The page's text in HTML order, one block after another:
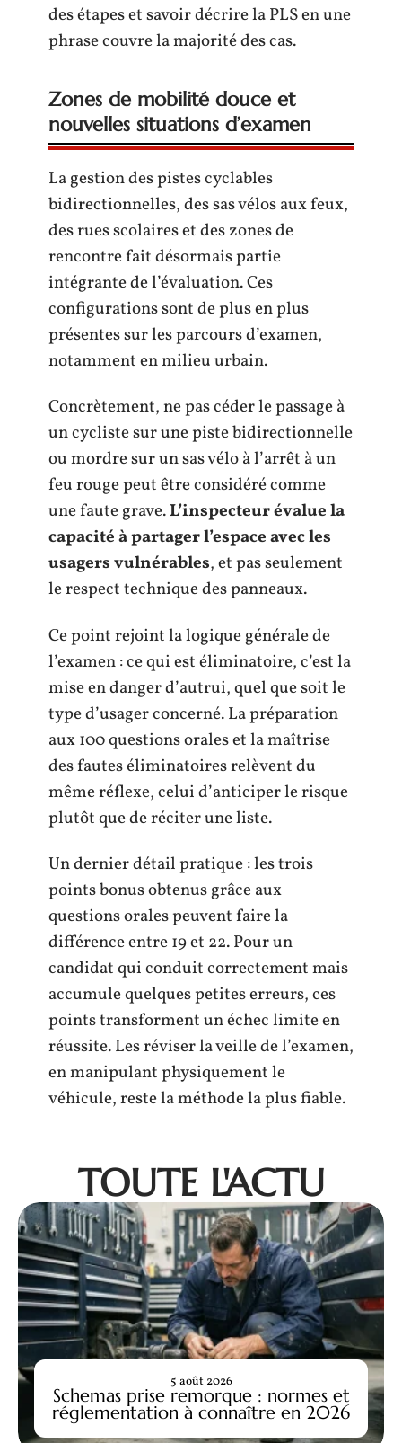
des étapes et savoir décrire la PLS en une
phrase couvre la majorité des cas.
Zones de mobilité douce et
nouvelles situations d’examen
La gestion des pistes cyclables
bidirectionnelles, des sas vélos aux feux,
des rues scolaires et des zones de
rencontre fait désormais partie
intégrante de l’évaluation. Ces
configurations sont de plus en plus
présentes sur les parcours d’examen,
notamment en milieu urbain.
Concrètement, ne pas céder le passage à
un cycliste sur une piste bidirectionnelle
ou mordre sur un sas vélo à l’arrêt à un
feu rouge peut être considéré comme
une faute grave.L’inspecteur évalue la
capacité à partager l’espace avec les
usagers vulnérables, et pas seulement
le respect technique des panneaux.
Ce point rejoint la logique générale de
l’examen : ce qui est éliminatoire, c’est la
mise en danger d’autrui, quel que soit le
type d’usager concerné. La préparation
aux 100 questions orales et la maîtrise
des fautes éliminatoires relèvent du
même réflexe, celui d’anticiper le risque
plutôt que de réciter une liste.
Un dernier détail pratique : les trois
points bonus obtenus grâce aux
questions orales peuvent faire la
différence entre 19 et 22. Pour un
candidat qui conduit correctement mais
accumule quelques petites erreurs, ces
points transforment un échec limite en
réussite. Les réviser la veille de l’examen,
en manipulant physiquement le
véhicule, reste la méthode la plus fiable.
TOUTE L'ACTU
Schemas prise remorque : normes et
réglementation à connaître en 2026
5 août 2026